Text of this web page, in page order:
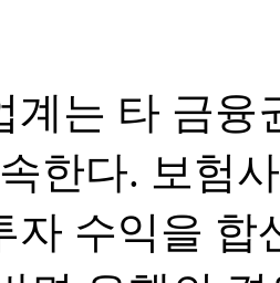
계는 타 금융
한다. 보험
자 수익을